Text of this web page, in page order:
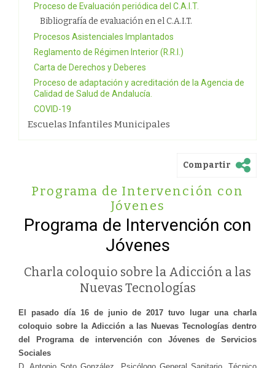
Proceso de Evaluación periódica del C.A.I.T.
Bibliografía de evaluación en el C.A.I.T.
Procesos Asistenciales Implantados
Reglamento de Régimen Interior (R.R.I.)
Carta de Derechos y Deberes
Proceso de adaptación y acreditación de la Agencia de
Calidad de Salud de Andalucía.
COVID-19
Escuelas Infantiles Municipales
Compartir
Programa de Intervención con
Jóvenes
Programa de Intervención con
Jóvenes
Charla coloquio sobre la Adicción a las
Nuevas Tecnologías
El pasado día 16 de junio de 2017 tuvo lugar una charla
coloquio sobre la Adicción a las Nuevas Tecnologías dentro
del Programa de intervención con Jóvenes de Servicios
Sociales